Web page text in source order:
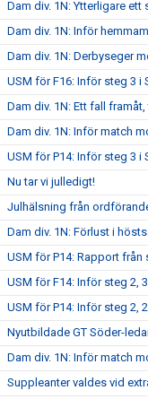
Dam div. 1N: Ytterligare ett
Dam div. 1N: Inför
Dam div. 1N: Derbyseger
USM för F16: Inför steg 3 i
Dam div. 1N: Ett fall
Dam div. 1N: Inför match
USM för P14: Inför steg 3 i
Nu tar vi julledigt!
Julhälsning från
Dam div. 1N: Förlust i
USM för P14: Rapport från
USM för F14: Inför steg 2,
USM för P14: Inför steg 2,
Nyutbildade GT Söder-
Dam div. 1N: Inför match
Suppleanter valdes vid